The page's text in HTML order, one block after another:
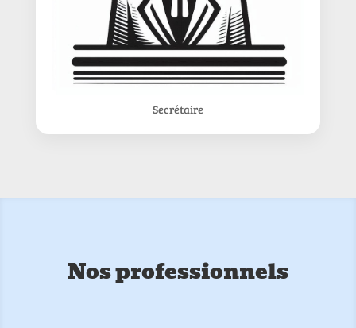
Secrétaire
Nos professionnels